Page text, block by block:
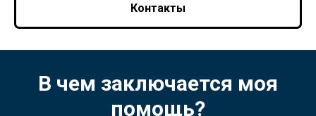
Контакты
В чем заключается моя
помощь?